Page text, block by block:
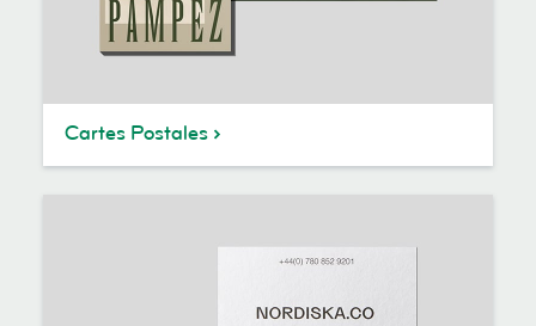
Cartes Postales